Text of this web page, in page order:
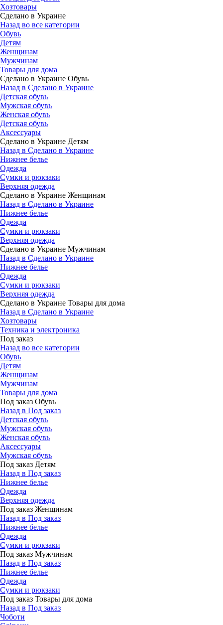
Хозтовары
Сделано в Украине
Назад во все категории
Обувь
Детям
Женщинам
Мужчинам
Товары для дома
Сделано в Украине Обувь
Назад в Сделано в Украине
Детская обувь
Мужская обувь
Женская обувь
Детская обувь
Аксессуары
Сделано в Украине Детям
Назад в Сделано в Украине
Нижнее белье
Одежда
Сумки и рюкзаки
Верхняя одежда
Сделано в Украине Женщинам
Назад в Сделано в Украине
Нижнее белье
Одежда
Сумки и рюкзаки
Верхняя одежда
Сделано в Украине Мужчинам
Назад в Сделано в Украине
Нижнее белье
Одежда
Сумки и рюкзаки
Верхняя одежда
Сделано в Украине Товары для дома
Назад в Сделано в Украине
Хозтовары
Техника и электроника
Под заказ
Назад во все категории
Обувь
Детям
Женщинам
Мужчинам
Товары для дома
Под заказ Обувь
Назад в Под заказ
Детская обувь
Мужская обувь
Женская обувь
Аксессуары
Мужская обувь
Под заказ Детям
Назад в Под заказ
Нижнее белье
Одежда
Верхняя одежда
Под заказ Женщинам
Назад в Под заказ
Нижнее белье
Одежда
Сумки и рюкзаки
Под заказ Мужчинам
Назад в Под заказ
Нижнее белье
Одежда
Сумки и рюкзаки
Под заказ Товары для дома
Назад в Под заказ
Чоботи